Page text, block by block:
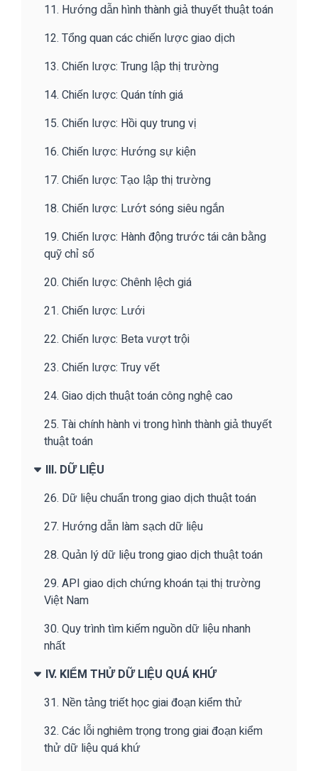
11. Hướng dẫn hình thành giả thuyết thuật toán
12. Tổng quan các chiến lược giao dịch
13. Chiến lược: Trung lập thị trường
14. Chiến lược: Quán tính giá
15. Chiến lược: Hồi quy trung vị
16. Chiến lược: Hướng sự kiện
17. Chiến lược: Tạo lập thị trường
18. Chiến lược: Lướt sóng siêu ngắn
19. Chiến lược: Hành động trước tái cân bằng
quỹ chỉ số
20. Chiến lược: Chênh lệch giá
21. Chiến lược: Lưới
22. Chiến lược: Beta vượt trội
23. Chiến lược: Truy vết
24. Giao dịch thuật toán công nghệ cao
25. Tài chính hành vi trong hình thành giả thuyết
thuật toán
III. DỮ LIỆU
26. Dữ liệu chuẩn trong giao dịch thuật toán
27. Hướng dẫn làm sạch dữ liệu
28. Quản lý dữ liệu trong giao dịch thuật toán
29. API giao dịch chứng khoán tại thị trường
Việt Nam
30. Quy trình tìm kiếm nguồn dữ liệu nhanh
nhất
IV. KIỂM THỬ DỮ LIỆU QUÁ KHỨ
31. Nền tảng triết học giai đoạn kiểm thử
32. Các lỗi nghiêm trọng trong giai đoạn kiểm
thử dữ liệu quá khứ